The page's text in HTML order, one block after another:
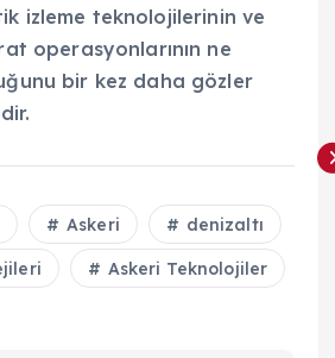
izleme teknolojilerinin ve
operasyonlarının ne
bir kez daha gözler
Askeri denizaltı
Askeri Teknolojiler